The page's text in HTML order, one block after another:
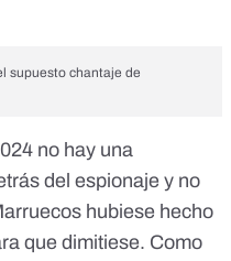
supuesto chantaje de
no hay una
del espionaje y no
hubiese hecho
que dimitiese. Como